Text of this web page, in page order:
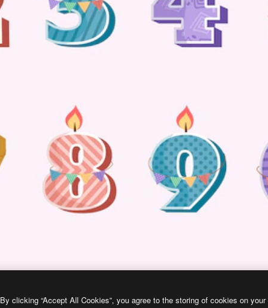
By clicking “Accept All Cookies”, you agree to the storing of cookies on